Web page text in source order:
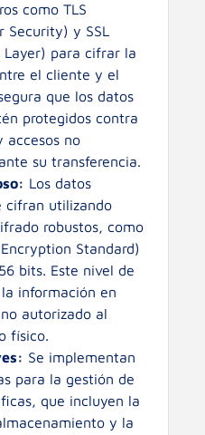
como TLS
Security) y SSL
Layer) para cifrar la
el cliente y el
que los datos
protegidos contra
accesos no
su transferencia.
Los datos
cifran utilizando
robustos, como
Standard)
bits. Este nivel de
información en
autorizado al
físico.
Se implementan
para la gestión de
que incluyen la
y la